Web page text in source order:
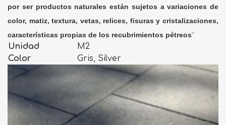
por ser productos naturales están sujetos a variaciones de
color, matiz, textura, vetas, relices, fisuras y cristalizaciones,
características propias de los recubrimientos pétreos"
Unidad
M2
Color
Gris, Silver